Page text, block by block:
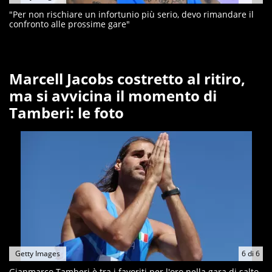
"Per non rischiare un infortunio più serio, devo rimandare il
confronto alle prossime gare"
Marcell Jacobs costretto al ritiro,
ma si avvicina il momento di
Tamberi: le foto
6di 6
Getty Images